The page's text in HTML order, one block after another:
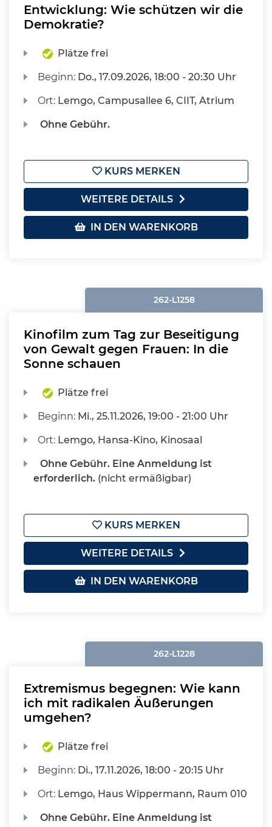
Entwicklung: Wie schützen wir die
Demokratie?
Plätze frei
Beginn: Do., 17.09.2026, 18:00 - 20:30 Uhr
Ort: Lemgo, Campusallee 6, CIIT, Atrium
Ohne Gebühr.
KURS MERKEN
WEITERE DETAILS
IN DEN WARENKORB
262-L1258
Kinofilm zum Tag zur Beseitigung
von Gewalt gegen Frauen: In die
Sonne schauen
Plätze frei
Beginn: Mi., 25.11.2026, 19:00 - 21:00 Uhr
Ort: Lemgo, Hansa-Kino, Kinosaal
Ohne Gebühr. Eine Anmeldung ist
erforderlich. (nicht ermäßigbar)
KURS MERKEN
WEITERE DETAILS
IN DEN WARENKORB
262-L1228
Extremismus begegnen: Wie kann
ich mit radikalen Äußerungen
umgehen?
Plätze frei
Beginn: Di., 17.11.2026, 18:00 - 20:15 Uhr
Ort: Lemgo, Haus Wippermann, Raum 010
Ohne Gebühr. Eine Anmeldung ist